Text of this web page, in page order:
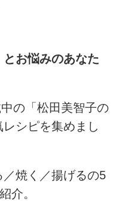
とお悩みのあなた
の「松田美智子の
シピを集めまし
焼く／揚げるの5
介。